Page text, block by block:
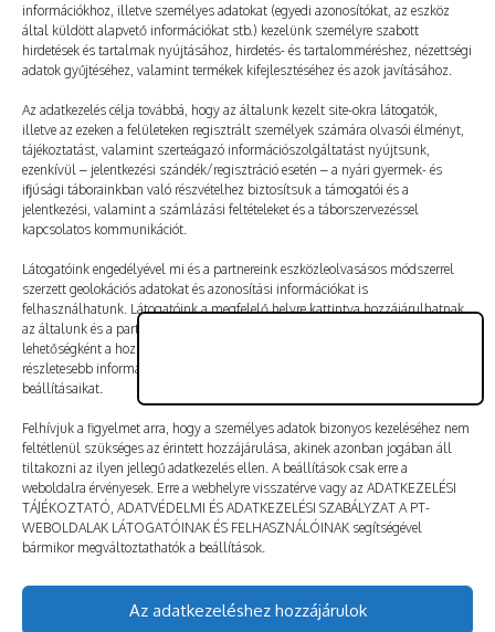
információkhoz, illetve személyes adatokat (egyedi azonosítókat, az eszköz
által küldött alapvető információkat stb.) kezelünk személyre szabott
hirdetések és tartalmak nyújtásához, hirdetés- és tartalomméréshez, nézettségi
adatok gyűjtéséhez, valamint termékek kifejlesztéséhez és azok javításához.
Az adatkezelés célja továbbá, hogy az általunk kezelt site-okra látogatók,
illetve az ezeken a felületeken regisztrált személyek számára olvasói élményt,
tájékoztatást, valamint szerteágazó információszolgáltatást nyújtsunk,
ezenkívül – jelentkezési szándék/regisztráció esetén – a nyári gyermek- és
ifjúsági táborainkban való részvételhez biztosítsuk a támogatói és a
jelentkezési, valamint a számlázási feltételeket és a táborszervezéssel
kapcsolatos kommunikációt.
Látogatóink engedélyével mi és a partnereink eszközleolvasásos módszerrel
szerzett geolokációs adatokat és azonosítási információkat is
felhasználhatunk. Látogatóink a megfelelő helyre kattintva hozzájárulhatnak
az általunk és a partnereink által végzett adatkezeléshez. További
lehetőségként a hozzájárulás megadása vagy elutasítása előtt látogatóink
részletesebb információkhoz juthatnak, és megváltoztathatják kereső-
beállításaikat.
Felhívjuk a figyelmet arra, hogy a személyes adatok bizonyos kezeléséhez nem
feltétlenül szükséges az érintett hozzájárulása, akinek azonban jogában áll
tiltakozni az ilyen jellegű adatkezelés ellen. A beállítások csak erre a
weboldalra érvényesek. Erre a webhelyre visszatérve vagy az ADATKEZELÉSI
TÁJÉKOZTATÓ, ADATVÉDELMI ÉS ADATKEZELÉSI SZABÁLYZAT A PT-
WEBOLDALAK LÁTOGATÓINAK ÉS FELHASZNÁLÓINAK segítségével
bármikor megváltoztathatók a beállítások.
Az adatkezeléshez hozzájárulok
Vélemény, hozzászólás?
Az e-mail-címet nem tesszük közzé. A kötelező mezőket
*karakterrel jelöltük
A nevem, e-mail-címem, és weboldalcímem mentése
a böngészőben a következő hozzászólásomhoz.
Hozzászólás küldése